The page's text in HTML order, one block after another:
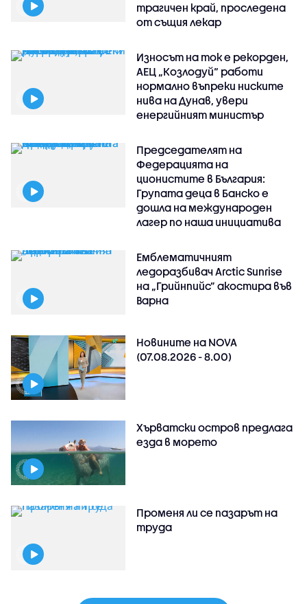
трагичен край, проследена
от същия лекар
Износът на ток е рекорден,
АЕЦ „Козлодуй“ работи
нормално въпреки ниските
нива на Дунав, увери
енергийният министър
Председателят на
Федерацията на
ционистите в България:
Групата деца в Банско е
дошла на международен
лагер по наша инициатива
Емблематичният
ледоразбивач Arctic Sunrise
на „Грийнпийс” акостира във
Варна
Новините на NOVA
(07.08.2026 - 8.00)
Хърватски остров предлага
езда в морето
Променя ли се пазарът на
труда